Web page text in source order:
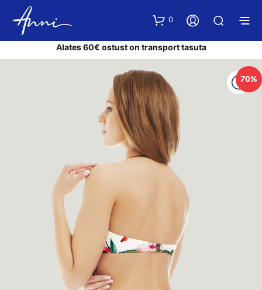
0
Alates 60€ ostust on transport tasuta
70%